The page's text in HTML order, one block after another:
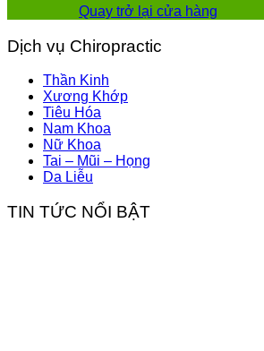
Quay trở lại cửa hàng
Dịch vụ Chiropractic
Thần Kinh
Xương Khớp
Tiêu Hóa
Nam Khoa
Nữ Khoa
Tai – Mũi – Họng
Da Liễu
TIN TỨC NỔI BẬT